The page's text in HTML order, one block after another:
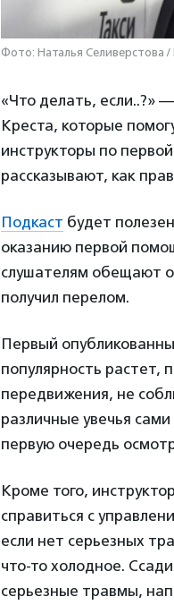
Фото: Наталья Селиверстова
«Что делать, если..?»
Креста, которые
инструкторы по
рассказывают, как
Подкаст будет
оказанию первой
слушателям обещают
получил перелом.
Первый
популярность растет,
передвижения, не
различные увечья
первую очередь
Кроме того, инструктор
справиться с
если нет серьезных
что-то холодное.
серьезные травмы,